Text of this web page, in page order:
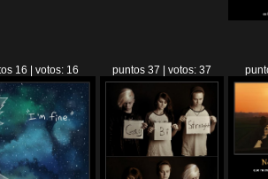
16 | votos: 16 puntos 37 | votos: 37